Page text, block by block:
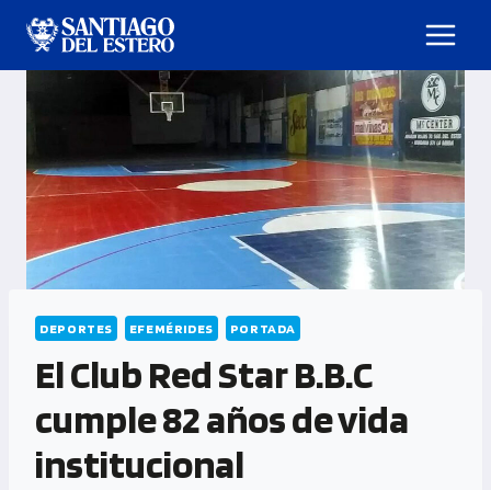
DEPORTES EFEMÉRIDES PORTADA
El Club Red Star B.B.C
cumple 82 años de vida
institucional